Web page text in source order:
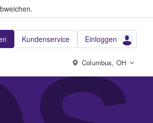
Kundenservice Einloggen
Columbus, OH